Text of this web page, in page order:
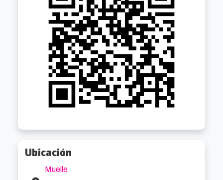
Ubicación
Muelle